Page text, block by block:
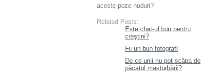
aceste poze nuduri?
Related Posts:
Este chat-ul bun pentru
creştini?
Fii un bun fotograf!
De ce unii nu pot scăpa de
păcatul masturbării?